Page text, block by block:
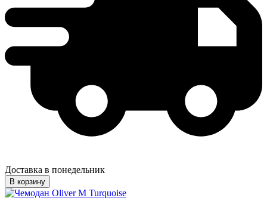
Доставка в понедельник
В корзину